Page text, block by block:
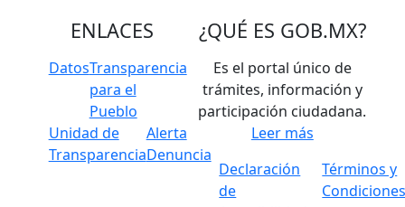
ENLACES
DatosTransparencia
para el
Pueblo
Unidad de
Transparencia
Alerta
Denuncia
¿QUÉ ES GOB.MX?
Es el portal único de
trámites, información y
participación ciudadana.
Leer más
Declaración
de
Términos y